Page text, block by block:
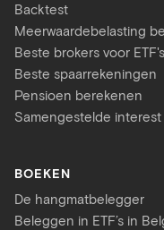
Backtest
Meerwaardebelasting
Beste brokers voor ETF's
Beste spaarrekeningen
Pensioen berekenen
Samengestelde
BOEKEN
De hangmatbelegger
Beleggen in ETF’s in